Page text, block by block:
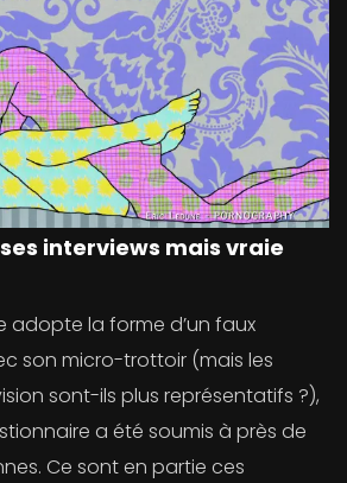
interviews mais vraie
adopte la forme d’un faux
son micro-trottoir (mais les
sont-ils plus représentatifs ?),
a été soumis à près de
Ce sont en partie ces